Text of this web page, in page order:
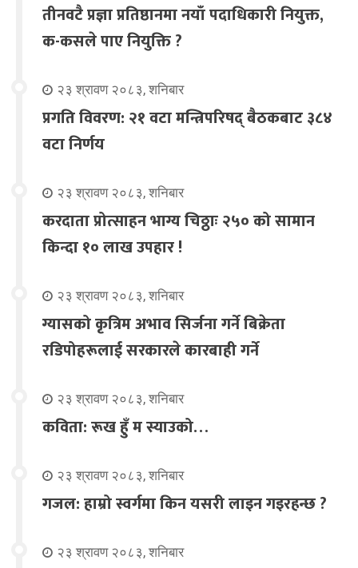
तीनवटै प्रज्ञा प्रतिष्ठानमा नयाँ पदाधिकारी नियुक्त,
क-कसले पाए नियुक्ति ?
२३ श्रावण २०८३, शनिबार
प्रगति विवरण: २१ वटा मन्त्रिपरिषद् बैठकबाट ३८४
वटा निर्णय
२३ श्रावण २०८३, शनिबार
करदाता प्रोत्साहन भाग्य चिठ्ठाः २५० को सामान
किन्दा १० लाख उपहार !
२३ श्रावण २०८३, शनिबार
ग्यासको कृत्रिम अभाव सिर्जना गर्ने बिक्रेता
रडिपोहरूलाई सरकारले कारबाही गर्ने
२३ श्रावण २०८३, शनिबार
कविता: रूख हुँ म स्याउको…
२३ श्रावण २०८३, शनिबार
गजल: हाम्रो स्वर्गमा किन यसरी लाइन गइरहन्छ ?
२३ श्रावण २०८३, शनिबार